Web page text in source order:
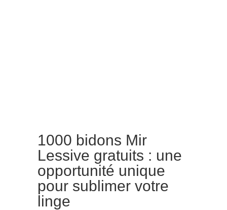
1000 bidons Mir
Lessive gratuits : une
opportunité unique
pour sublimer votre
linge